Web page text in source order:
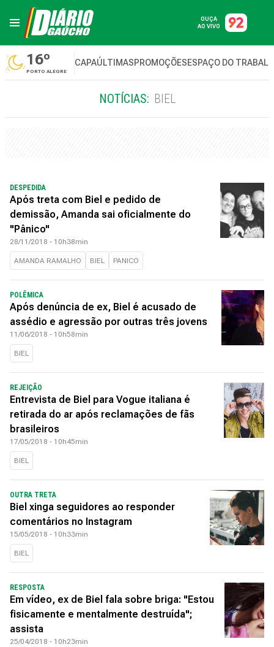
OUÇA
AO VIVO
16º
PORTO ALEGRE
CAPAÚLTIMASPROMOÇÕESESPAÇO DO
NOTÍCIAS: BIEL
DESPEDIDA
Após treta com Biel e pedido de
demissão, Amanda sai oficialmente do
"Pânico"
28/11/2018 - 10h38min
AMANDA RAMALHO BIEL PANICO
POLÊMICA
Após denúncia de ex, Biel é acusado de
assédio e agressão por outras três jovens
11/06/2018 - 10h58min
BIEL
REJEIÇÃO
Entrevista de Biel para Vogue italiana é
retirada do ar após reclamações de fãs
brasileiros
17/05/2018 - 10h45min
BIEL
OUTRA TRETA
Biel xinga seguidores ao responder
comentários no Instagram
15/05/2018 - 10h33min
BIEL
RESPOSTA
Em vídeo, ex de Biel fala sobre briga: "Estou
fisicamente e mentalmente destruída";
assista
25/04/2018 - 10h23min